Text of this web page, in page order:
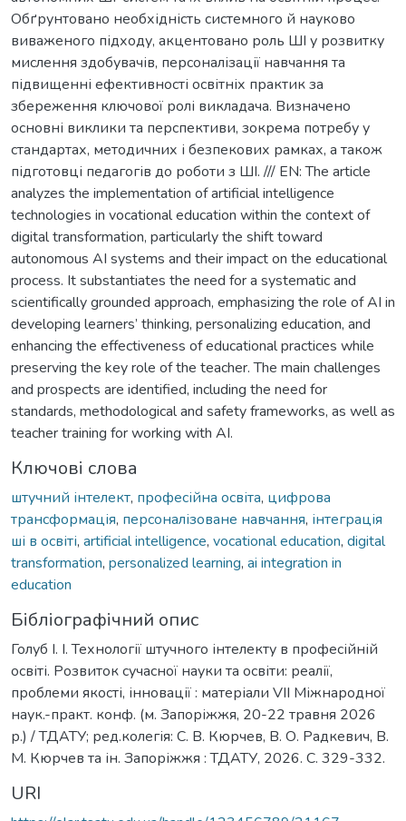
Обґрунтовано необхідність системного й науково
виваженого підходу, акцентовано роль ШІ у розвитку
мислення здобувачів, персоналізації навчання та
підвищенні ефективності освітніх практик за
збереження ключової ролі викладача. Визначено
основні виклики та перспективи, зокрема потребу у
стандартах, методичних і безпекових рамках, а також
підготовці педагогів до роботи з ШІ. /// EN: The article
analyzes the implementation of artificial intelligence
technologies in vocational education within the context of
digital transformation, particularly the shift toward
autonomous AI systems and their impact on the educational
process. It substantiates the need for a systematic and
scientifically grounded approach, emphasizing the role of AI in
developing learners’ thinking, personalizing education, and
enhancing the effectiveness of educational practices while
preserving the key role of the teacher. The main challenges
and prospects are identified, including the need for
standards, methodological and safety frameworks, as well as
teacher training for working with AI.
Ключові слова
штучний інтелект, професійна освіта, цифрова
трансформація, персоналізоване навчання, інтеграція
ші в освіті, artificial intelligence, vocational education, digital
transformation, personalized learning, ai integration in
education
Бібліографічний опис
Голуб І. І. Технології штучного інтелекту в професійній
освіті. Розвиток сучасної науки та освіти: реалії,
проблеми якості, інновації : матеріали VІІ Міжнародної
наук.-практ. конф. (м. Запоріжжя, 20-22 травня 2026
р.) / ТДАТУ; ред.колегія: С. В. Кюрчев, В. О. Радкевич, В.
М. Кюрчев та ін. Запоріжжя : ТДАТУ, 2026. С. 329-332.
URI